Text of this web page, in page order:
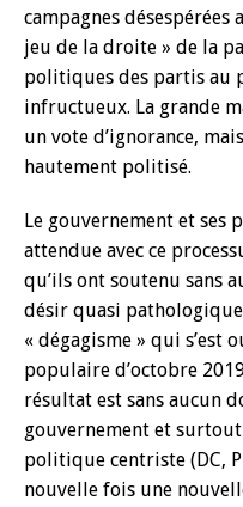
campagnes
jeu de la droite » de la
politiques des partis au
infructueux. La grande
un vote d’ignorance,
hautement politisé.
Le gouvernement et ses
attendue avec ce
qu’ils ont soutenu sans
désir quasi
« dégagisme » qui s’est
populaire d’octobre
résultat est sans aucun
gouvernement et
politique centriste (DC,
nouvelle fois une